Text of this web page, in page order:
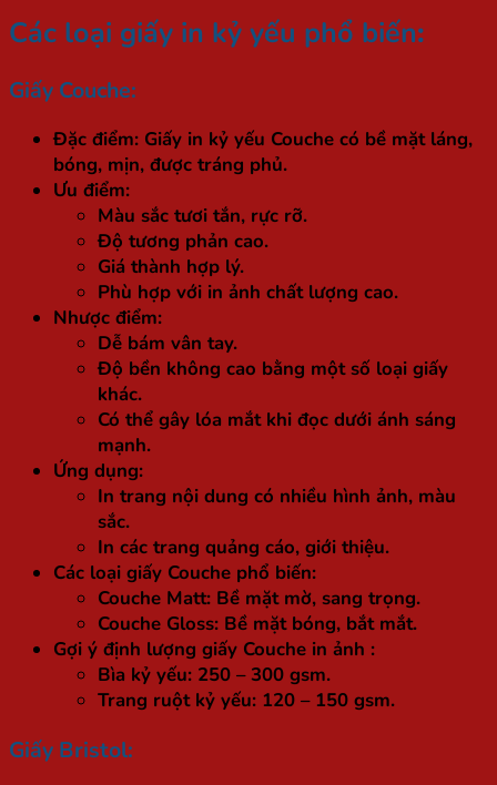
Các loại giấy in kỷ yếu phổ biến:
Giấy Couche:
Đặc điểm: Giấy in kỷ yếu Couche có bề mặt láng,
bóng, mịn, được tráng phủ.
Ưu điểm:
Màu sắc tươi tắn, rực rỡ.
Độ tương phản cao.
Giá thành hợp lý.
Phù hợp với in ảnh chất lượng cao.
Nhược điểm:
Dễ bám vân tay.
Độ bền không cao bằng một số loại giấy
khác.
Có thể gây lóa mắt khi đọc dưới ánh sáng
mạnh.
Ứng dụng:
In trang nội dung có nhiều hình ảnh, màu
sắc.
In các trang quảng cáo, giới thiệu.
Các loại giấy Couche phổ biến:
Couche Matt: Bề mặt mờ, sang trọng.
Couche Gloss: Bề mặt bóng, bắt mắt.
Gợi ý định lượng giấy Couche in ảnh :
Bìa kỷ yếu: 250 – 300 gsm.
Trang ruột kỷ yếu: 120 – 150 gsm.
Giấy Bristol: